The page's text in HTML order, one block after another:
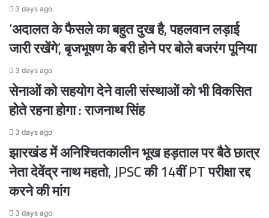
3 days ago
‘अदालत के फैसले का बहुत दुख है, पहलवान लड़ाई
जारी रखेंगे’, बृजभूषण के बरी होने पर बोले बजरंग पूनिया
3 days ago
सेनाओं को सहयोग देने वाली संस्थाओं को भी विकसित
होते रहना होगा : राजनाथ सिंह
3 days ago
झारखंड में अनिश्चितकालीन भूख हड़ताल पर बैठे छात्र
नेता देवेंद्र नाथ महतो, JPSC की 14वीं PT परीक्षा रद्द
करने की मांग
3 days ago